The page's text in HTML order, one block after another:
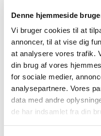
Denne hjemmeside
Vi bruger cookies til at
annoncer, til at vise dig
at analysere vores trafik.
din brug af vores
for sociale medier,
analysepartnere. Vores
data med andre
de har indsamlet fra din
om forhandling af
1 …
Alle (2506)
TID
2026 (84)
2025 (158)